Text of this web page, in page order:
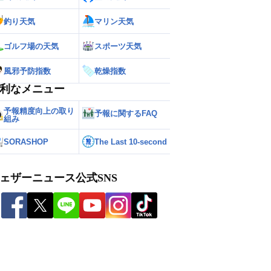
釣り天気 マリン天気
ゴルフ場の天気 スポーツ天気
風邪予防指数 乾燥指数
なメニュー
予報精度向上の取り
組み
予報に関するFAQ
SORASHOP The Last 10-second
ザーニュース公式SNS